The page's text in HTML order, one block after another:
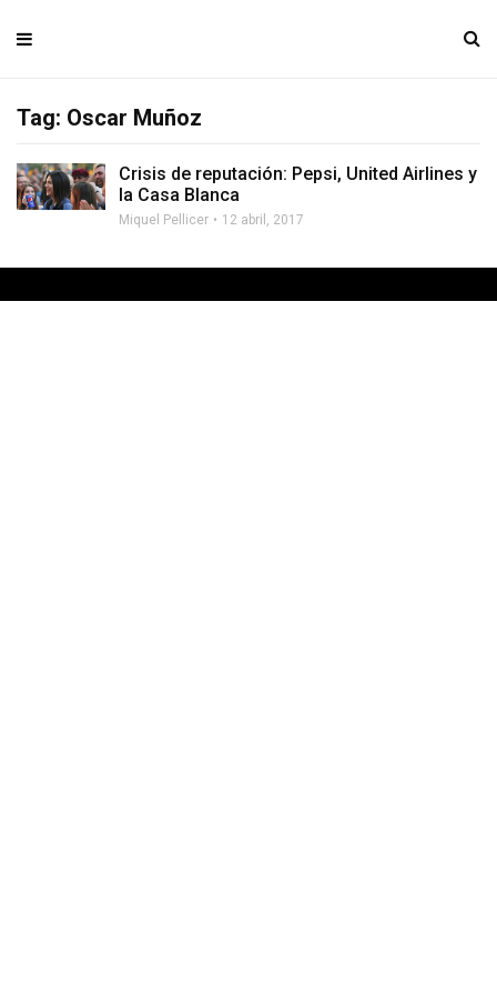
Tag: Oscar Muñoz
Crisis de reputación: Pepsi, United Airlines y
la Casa Blanca
Miquel Pellicer 12 abril, 2017